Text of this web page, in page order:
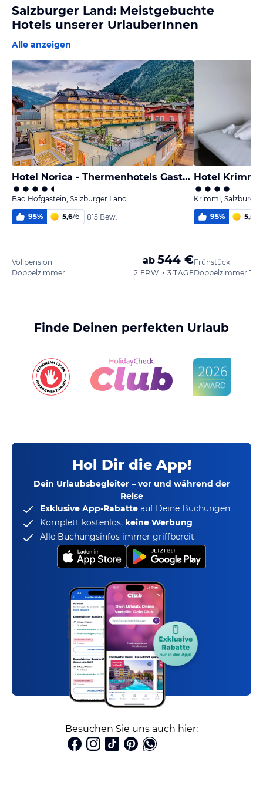
Salzburger Land: Meistgebuchte
Hotels unserer UrlauberInnen
Alle anzeigen
Hotel Norica - Thermenhotels Gastein
Bad Hofgastein, Salzburger Land
95% 5,6/6 815 Bew.
Vollpension
Doppelzimmer
ab 544 €
2 ERW. • 3 TAGE
Hotel Krimml
Krimml,
95% 5,5
Frühstück
Doppelzimmer
Finde Deinen perfekten Urlaub
Hol Dir die App!
Dein Urlaubsbegleiter – vor und während der
Reise
Exklusive App-Rabatte auf Deine Buchungen
Komplett kostenlos, keine Werbung
Alle Buchungsinfos immer griffbereit
Besuchen Sie uns auch hier: